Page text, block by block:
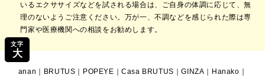
文字
大
いるエクササイズなどを試される場合は、ご自身の体調に応じて、無
理のないようご注意ください。万が一、不調などを感じられた際は専
門家や医療機関への相談をお勧めします。
anan BRUTUS POPEYE ｜Casa BRUTUS ｜GINZA Hanako